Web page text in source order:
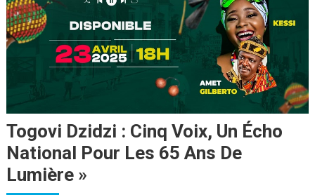
Togovi Dzidzi : Cinq Voix, Un Écho
National Pour Les 65 Ans De
Lumière »